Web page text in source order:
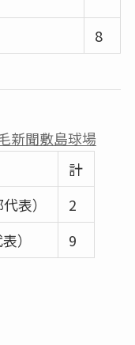
8
新聞敷島球場
計
表）
2
）
9